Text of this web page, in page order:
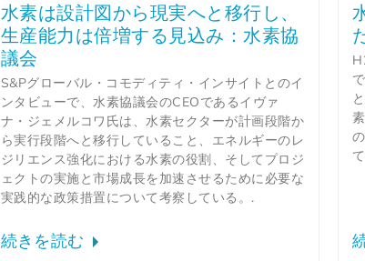
水素は設計図から現実へと移行し、
生産能力は倍増する見込み：水素協
議会
S&Pグローバル・コモディティ・インサイトとのイ
ンタビューで、水素協議会のCEOであるイヴァ
ナ・ジェメルコワ氏は、水素セクターが計画段階か
ら実行段階へと移行していること、エネルギーのレ
ジリエンス強化における水素の役割、そしてプロジ
ェクトの実施と市場成長を加速させるために必要な
実践的な政策措置について考察している。.
続きを読む